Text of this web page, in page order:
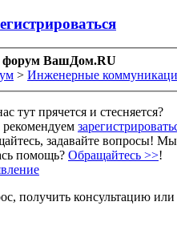
форум ВашДом.RU
> Инженерные
тут прячется и стесняется?
задавайте вопросы!
помощь? Обращайтесь >>!
получить консультацию